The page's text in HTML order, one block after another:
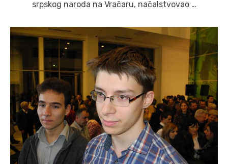
srpskog naroda na Vračaru, načalstvovao …